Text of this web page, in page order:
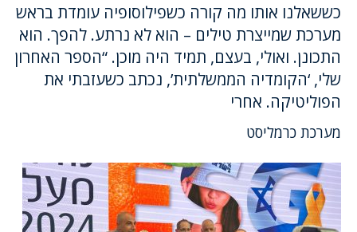
כששאלנו אותו מה קורה כשפילוסופיה עומדת בראש
מערכת שמייצרת טילים – הוא לא נרתע. להפך. הוא
התכונן. ואולי, בעצם, תמיד היה מוכן. “הספר האחרון
שלי, ‘הקומדיה הממשלתית’, נכתב כשעזבתי את
הפוליטיקה. אחרי
מערכת כרמליסט